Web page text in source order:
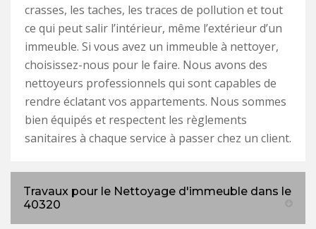
crasses, les taches, les traces de pollution et tout
ce qui peut salir l’intérieur, même l’extérieur d’un
immeuble. Si vous avez un immeuble à nettoyer,
choisissez-nous pour le faire. Nous avons des
nettoyeurs professionnels qui sont capables de
rendre éclatant vos appartements. Nous sommes
bien équipés et respectent les règlements
sanitaires à chaque service à passer chez un client.
Travaux pour le Nettoyage d'immeuble dans le
40320